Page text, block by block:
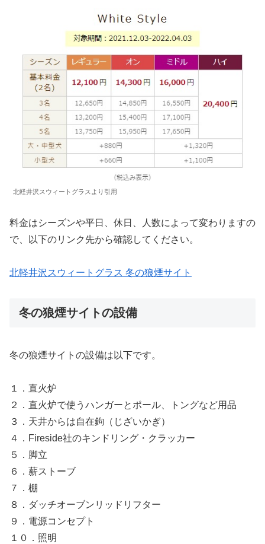
北軽井沢スウィートグラスより引用
料金はシーズンや平日、休日、人数によって変わりますの
で、以下のリンク先から確認してください。
北軽井沢スウィートグラス 冬の狼煙サイト
冬の狼煙サイトの設備
冬の狼煙サイトの設備は以下です。
１．直火炉
２．直火炉で使うハンガーとポール、トングなど用品
３．天井からは自在鉤（じざいかぎ）
４．Fireside社のキンドリング・クラッカー
５．脚立
６．薪ストーブ
７．棚
８．ダッチオーブンリッドリフター
９．電源コンセプト
１０．照明